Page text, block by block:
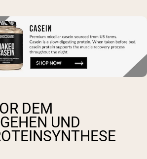
DEM
UND